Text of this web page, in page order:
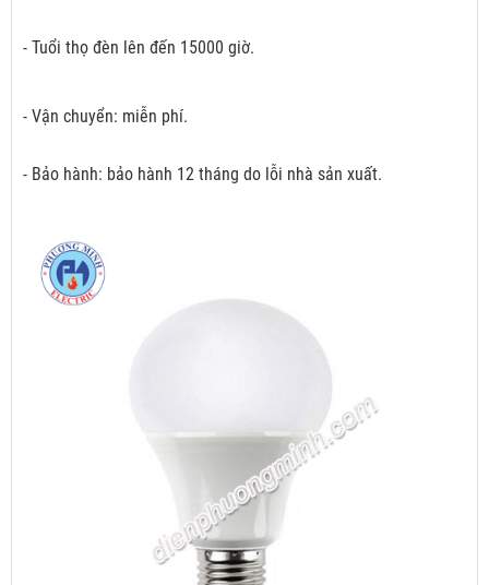
- Tuổi thọ đèn lên đến 15000 giờ.
- Vận chuyển: miễn phí.
- Bảo hành: bảo hành 12 tháng do lỗi nhà sản xuất.